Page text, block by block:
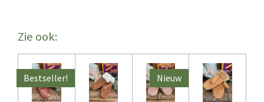
Zie ook:
Bestseller! Nieuw